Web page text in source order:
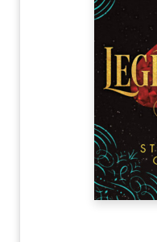
Tankönyv, segédkönyv
Társadalomtudomány
Természettudomány